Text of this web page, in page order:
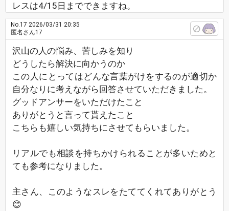
レスは4/15日までできますね。
No.17 2026/03/31 20:35
匿名さん17
沢山の人の悩み、苦しみを知り
どうしたら解決に向かうのか
この人にとってはどんな言葉がけをするのが適切か
自分なりに考えながら回答させていただきました。
グッドアンサーをいただけたこと
ありがとうと言って貰えたこと
こちらも嬉しい気持ちにさせてもらいました。
リアルでも相談を持ちかけられることが多いためと
ても参考になりました。
主さん、このようなスレをたててくれてありがとう
😊